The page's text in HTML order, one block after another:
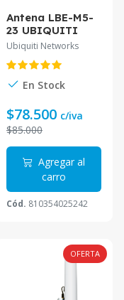
Antena LBE-M5-
23 UBIQUITI
LiteBeam-M5
23dbi 25dBm inc-
PoE25V-5W 1-
100 PoE-Especial
Ubiquiti Networks
En Stock
$78.500 c/iva
$85.000
Agregar al
carro
Cód. 810354025242
OFERTA